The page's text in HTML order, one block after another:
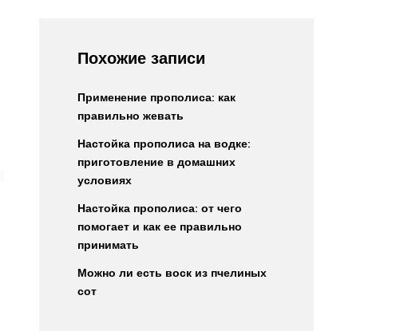
Похожие записи
Применение прополиса: как
правильно жевать
Настойка прополиса на водке:
приготовление в домашних
условиях
Настойка прополиса: от чего
помогает и как ее правильно
принимать
Можно ли есть воск из пчелиных
сот